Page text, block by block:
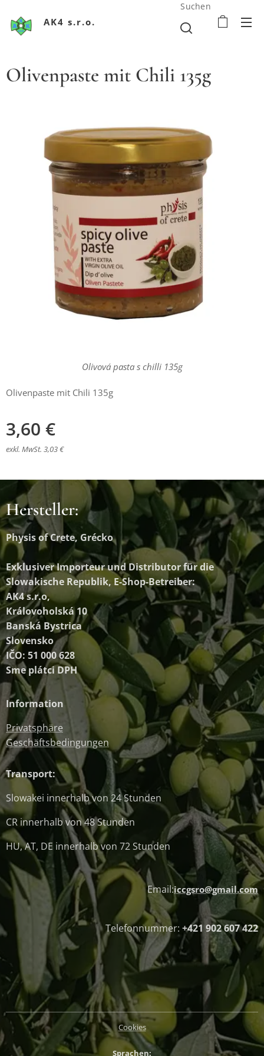
AK4 s.r.o.
Suchen
Olivenpaste mit Chili 135g
Olivová pasta s chilli 135g
Olivenpaste mit Chili 135g
3,60 €
exkl. MwSt. 3,03 €
Hersteller:
Physis of Crete, Grécko
Exklusiver Importeur und Distributorfür die
Slowakische Republik, E-Shop-Betreiber:
AK4 s.r.o,
Královoholská 10
Banská Bystrica
Slovensko
IČO: 51 000 628
Sme plátci DPH
Information
Privatsphäre
Geschäftsbedingungen
Transport:
Slowakei innerhalb von 24 Stunden
CR innerhalb von 48 Stunden
HU, AT, DE innerhalb von 72 Stunden
Email:iccgsro@gmail.com
Telefonnummer: +421 902 607 422
Cookies
Sprachen